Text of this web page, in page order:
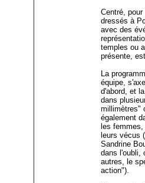
Centré,
dressés à
avec des
temples ou
présente,
La
équipe,
d'abord, et
dans
millimètres"
également
les
leurs vécus
Sandrine
dans l'oubli,
autres, le
action").